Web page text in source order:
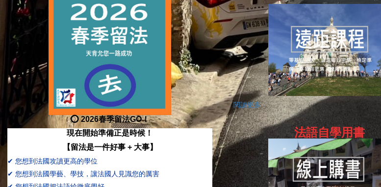
⭕ 2026春季留法GO！
現在開始準備正是時候！
【留法是一件好事 + 大事】
✔ 您想到法國攻讀更高的學位
✔ 您想到法國學藝、學技，讓法國人見識您的厲害
閱讀更多
法語自學用書